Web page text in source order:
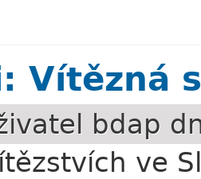
Vítězná
bdap
ve